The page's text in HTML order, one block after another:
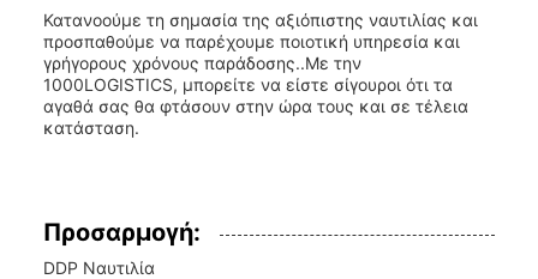
Κατανοούμε τη σημασία της αξιόπιστης ναυτιλίας και
προσπαθούμε να παρέχουμε ποιοτική υπηρεσία και
γρήγορους χρόνους παράδοσης..Με την
1000LOGISTICS, μπορείτε να είστε σίγουροι ότι τα
αγαθά σας θα φτάσουν στην ώρα τους και σε τέλεια
κατάσταση.
Προσαρμογή:
DDP Ναυτιλία